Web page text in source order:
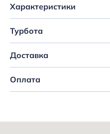
Характеристики
Турбота
Доставка
Оплата